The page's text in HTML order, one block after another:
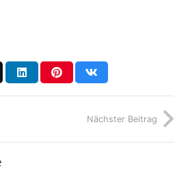
Nächster Beitrag